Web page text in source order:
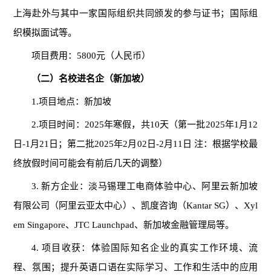
上海赴外与其中一家国际组织共同颁发的参与证书；国际组
织模拟面试等。
项目费用：5800元（人民币）
（二）名校进名企（新加坡）
1.项目地点：新加坡
2.项目时间：2025年寒假，共10天（第一批2025年1月12
日-1月21日；第二批2025年2月02日-2月11日 注：根据学校最
终放假时间可能会有前后几天的调整）
3. 新方企业：淡马锡理工电商体验中心、阿里云新加坡
有限公司（阿里云亚太中心）、凯度咨询（Kantar SG）、Xyl
em Singapore、JTC Launchpad、新加坡金融管理局等。
4. 项目收获：体验国际知名企业的真实工作环境、流
程、氛围；提升英语口语在实际学习、工作和生活中的应用